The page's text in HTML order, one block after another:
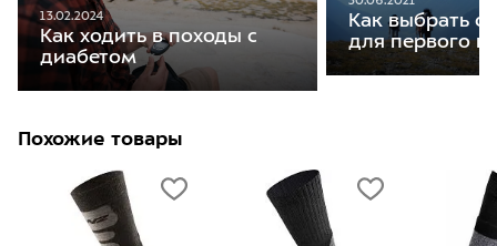
13.02.2024
Как ходить в походы с
диабетом
Как выбрать
для первого
Похожие товары